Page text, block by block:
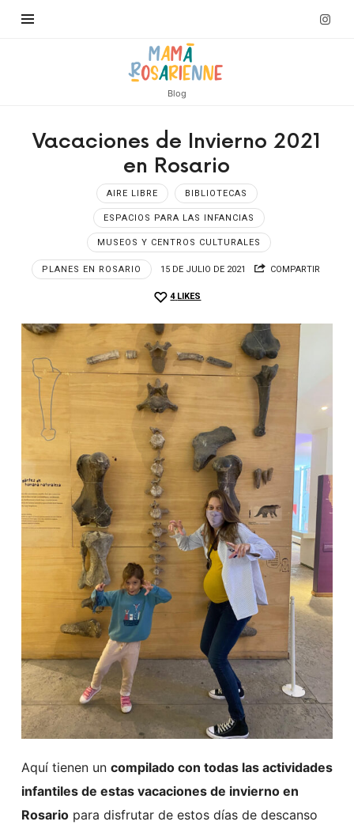
Blog
Vacaciones de Invierno 2021
en Rosario
AIRE LIBRE BIBLIOTECAS
ESPACIOS PARA LAS INFANCIAS
MUSEOS Y CENTROS CULTURALES
PLANES EN ROSARIO 15 DE JULIO DE 2021 COMPARTIR
4 LIKES
Aquí tienen un compilado con todas las actividades
infantiles de estas vacaciones de invierno en
Rosariopara disfrutar de estos días de descanso